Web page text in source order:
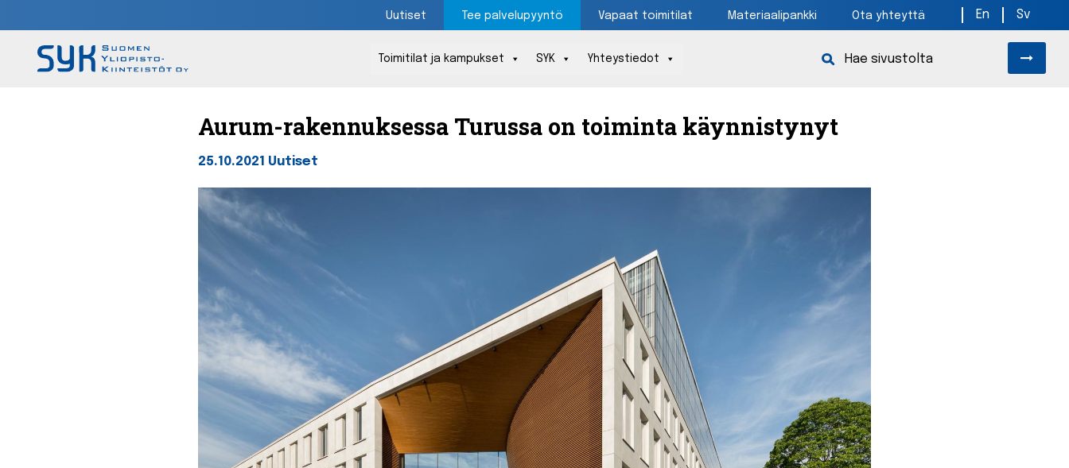
Uutiset Tee palvelupyyntö Vapaat toimitilat Materiaalipankki Ota yhteyttä En Sv
Päävalikko
Toimitilat ja kampukset SYK Yhteystiedot
Aurum-rakennuksessa Turussa on toiminta käynnistynyt
25.10.2021 Uutiset